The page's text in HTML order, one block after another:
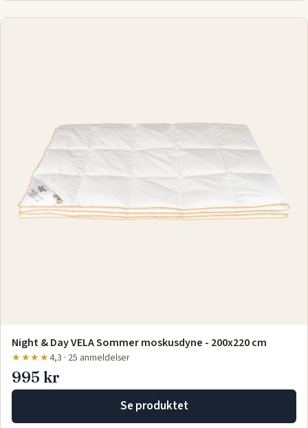
Night & Day VELA Sommer moskusdyne - 200x220 cm
★★★★4,3 · 25 anmeldelser
995 kr
Se produktet